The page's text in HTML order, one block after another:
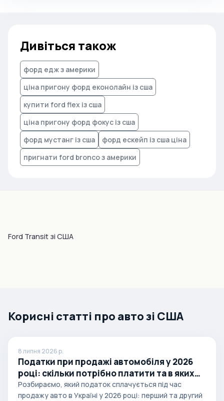
Дивіться також
форд едж з америки
ціна пригону форд еконолайн із сша
купити ford flex із сша
ціна пригону форд фокус із сша
форд мустанг із сша
форд ескейп із сша ціна
пригнати ford bronco з америки
Ford Transit зі США
Корисні статті про авто зі США
8 липня 2026 р.
Податки при продажі автомобіля у 2026
році: скільки потрібно платити та в яких
випадках
Розбираємо, який податок сплачується під час
продажу авто в Україні у 2026 році: перший та другий